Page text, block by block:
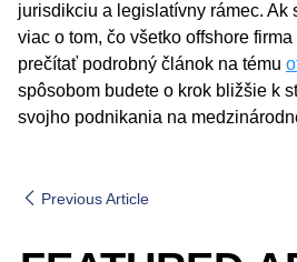
jurisdikciu a legislatívny rámec. Ak
viac o tom, čo všetko offshore
prečítať podrobný článok na tému
spôsobom budete o krok bližšie k
svojho podnikania na
Previous Article